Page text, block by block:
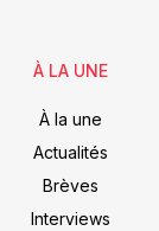
À LA UNE
À la une
Actualités
Brèves
Interviews